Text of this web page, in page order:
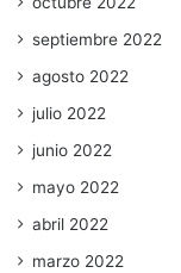
septiembre 2022
agosto 2022
julio 2022
junio 2022
mayo 2022
abril 2022
marzo 2022